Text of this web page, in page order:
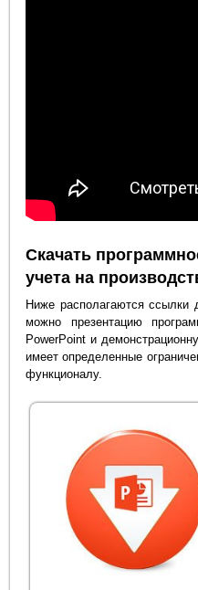
Скачать
учета на
Ниже располагаются ссылки
можно презентацию
PowerPoint и
имеет определенные
функционалу.